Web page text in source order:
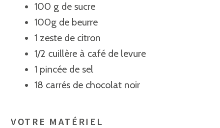
100 g de sucre
100g de beurre
1 zeste de citron
1/2 cuillère à café de levure
1 pincée de sel
18 carrés de chocolat noir
VOTRE MATÉRIEL